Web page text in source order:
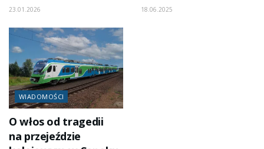
23.01.2026 18.06.2025
WIADOMOŚCI
O włos od tragedii
na przejeździe